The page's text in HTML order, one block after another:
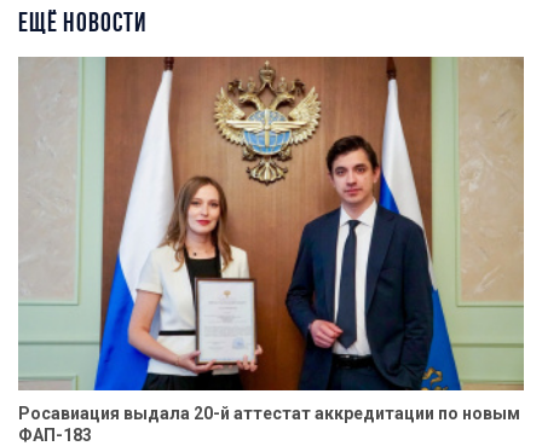
ЕЩЁ НОВОСТИ
Росавиация выдала 20-й аттестат аккредитации по новым
ФАП-183